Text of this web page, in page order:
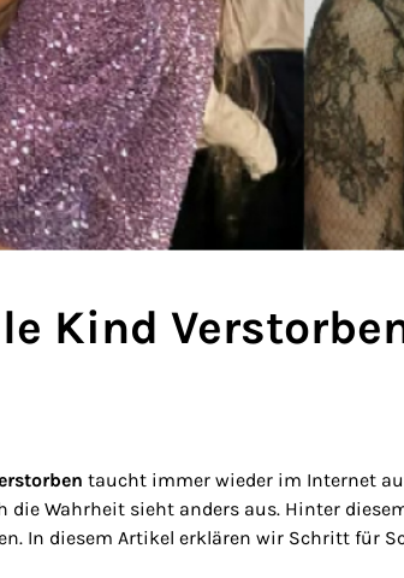
Kind
taucht immer wieder im Internet
die Wahrheit sieht anders aus. Hinter
In diesem Artikel erklären wir Schritt